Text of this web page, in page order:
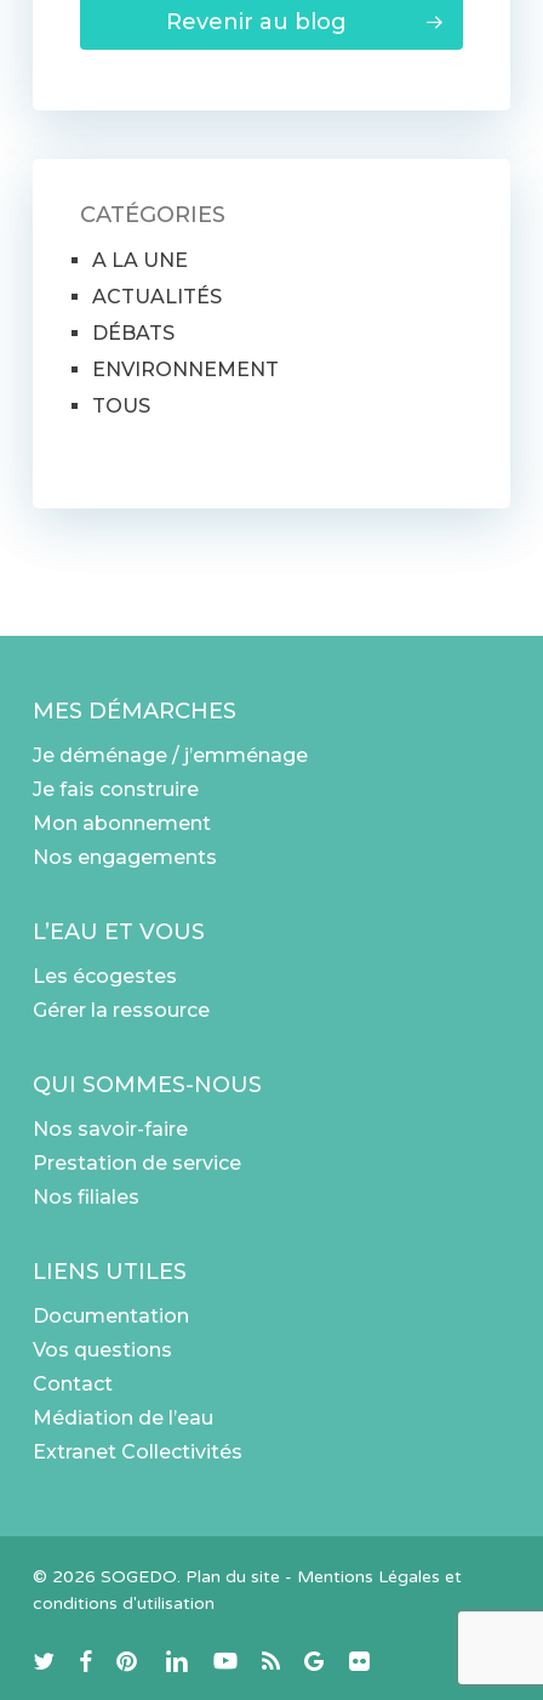
Revenir au blog
CATÉGORIES
A LA UNE
ACTUALITÉS
DÉBATS
ENVIRONNEMENT
TOUS
MES DÉMARCHES
Je déménage / j’emménage
Je fais construire
Mon abonnement
Nos engagements
L’EAU ET VOUS
Les écogestes
Gérer la ressource
QUI SOMMES-NOUS
Nos savoir-faire
Prestation de service
Nos filiales
LIENS UTILES
Documentation
Vos questions
Contact
Médiation de l’eau
Extranet Collectivités
© 2026 SOGEDO. Plan du site - Mentions Légales et
conditions d'utilisation
twitterfacebookpinterestlinkedinyoutube
RSS
google-
flickr